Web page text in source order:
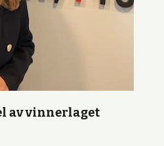
av vinnerlaget